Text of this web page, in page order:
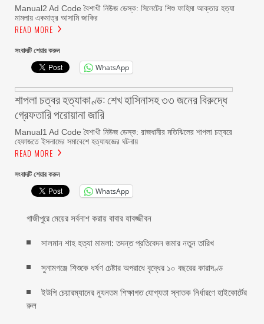
Manual2 Ad Code বৈশাখী নিউজ ডেস্ক: সিলেটের শিশু ফাহিমা আক্তার হত্যা
মামলায় একমাত্র আসামি জাকির
READ MORE
সংবাদটি শেয়ার করুন
WhatsApp
শাপলা চত্বর হত্যাকাণ্ড: শেখ হাসিনাসহ ৩৩ জনের বিরুদ্ধে
গ্রেফতারি পরোয়ানা জারি
Manual1 Ad Code বৈশাখী নিউজ ডেস্ক: রাজধানীর মতিঝিলের শাপলা চত্বরে
হেফাজতে ইসলামের সমাবেশে হত্যাযজ্ঞের ঘটনায়
READ MORE
সংবাদটি শেয়ার করুন
WhatsApp
গাজীপুরে মেয়ের সর্বনাশ করায় বাবার যাবজ্জীবন
সালমান শাহ হত্যা মামলা: তদন্ত প্রতিবেদন জমার নতুন তারিখ
সুনামগঞ্জে শিশুকে ধর্ষণ চেষ্টার অপরাধে বৃদ্ধের ১০ বছরের কারাদণ্ড
ইউপি চেয়ারম্যানের ন্যূনতম শিক্ষাগত যোগ্যতা স্নাতক নির্ধারণে হাইকোর্টের
রুল